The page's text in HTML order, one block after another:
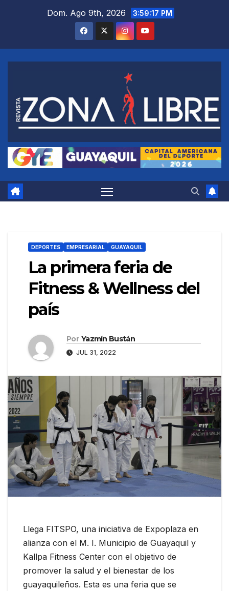
Dom. Ago 9th, 2026 3:59:18 PM
DEPORTES EMPRESARIAL GUAYAQUIL
La primera feria de
Fitness & Wellness del
país
Por Yazmín Bustán
JUL 31, 2022
Llega FITSPO, una iniciativa de Expoplaza en
alianza con el M. I. Municipio de Guayaquil y
Kallpa Fitness Center con el objetivo de
promover la salud y el bienestar de los
guayaquileños. Esta es una feria que se